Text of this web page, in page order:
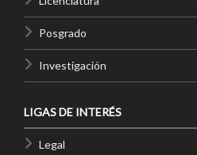
Posgrado
Investigación
LIGAS DE INTERÉS
Legal